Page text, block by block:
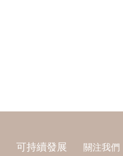
可持續發展 關注我們